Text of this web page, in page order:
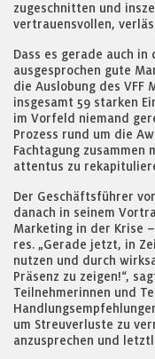
zugeschnitten und
vertrauensvollen,
Dass es gerade auch in
ausgesprochen gute
die Auslobung des
insgesamt 59 starken
im Vorfeld niemand
Prozess rund um die
Fachtagung
attentus zu
Der Geschäftsführer
danach in seinem
Marketing in der Krise
res. „Gerade jetzt, in
nutzen und durch
Präsenz zu zeigen!“,
Teilnehmerinnen und
um Streuverluste zu
anzusprechen und